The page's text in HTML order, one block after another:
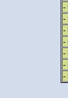
-
-
-
-
-
-
-